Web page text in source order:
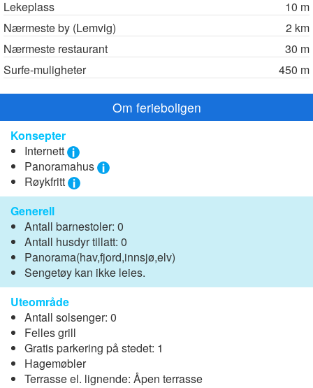
Lekeplass
10 m
Nærmeste by (Lemvig)
2 km
Nærmeste restaurant
30 m
Surfe-muligheter
450 m
Om ferieboligen
Konsepter
Internett
Panoramahus
Røykfritt
Generell
Antall barnestoler: 0
Antall husdyr tillatt: 0
Panorama(hav,fjord,innsjø,elv)
Sengetøy kan ikke leies.
Uteområde
Antall solsenger: 0
Felles grill
Gratis parkering på stedet: 1
Hagemøbler
Terrasse el. lignende: Åpen terrasse